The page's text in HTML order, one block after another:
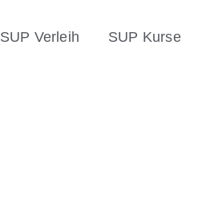
SUP Verleih SUP Kurse